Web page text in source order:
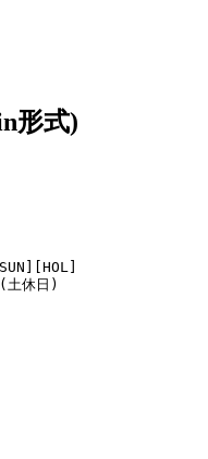
形式)
土休日)